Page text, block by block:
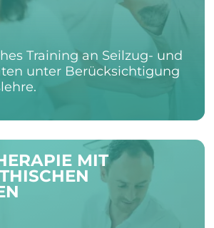
Training an Seilzug- und
unter Berücksichtigung
MIT